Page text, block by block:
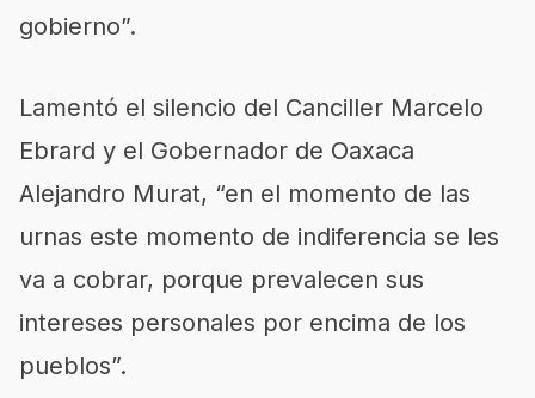
gobierno”.
Lamentó el silencio del Canciller Marcelo
Ebrard y el Gobernador de Oaxaca
Alejandro Murat, “en el momento de las
urnas este momento de indiferencia se les
va a cobrar, porque prevalecen sus
intereses personales por encima de los
pueblos”.